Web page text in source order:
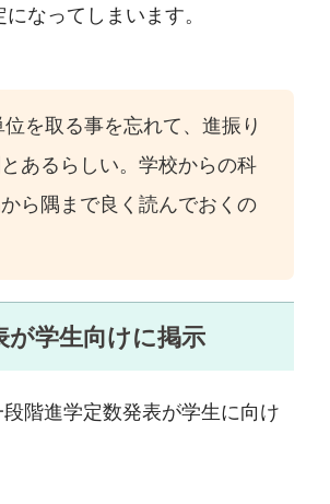
なってしまいます。
を取る事を忘れて、進振り
あるらしい。学校からの科
ら隅まで良く読んでおくの
が学生向けに掲示
階進学定数発表が学生に向け